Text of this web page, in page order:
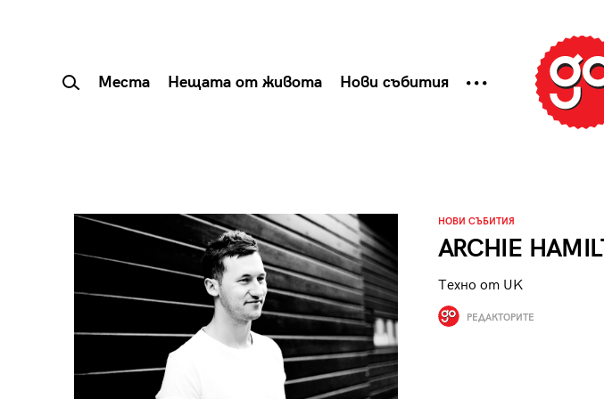
Места Нещата от живота Нови събития
НОВИ СЪБИТИЯ
ARCHIE
Техно от UK
РЕДАКТОРИТЕ